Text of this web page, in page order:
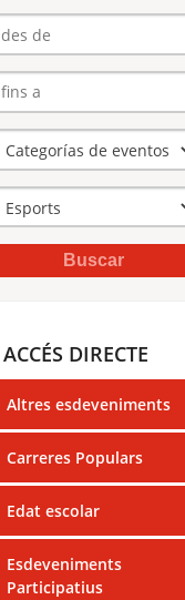
ACCÉS DIRECTE
Altres esdeveniments
Carreres Populars
Edat escolar
Esdeveniments
Participatius